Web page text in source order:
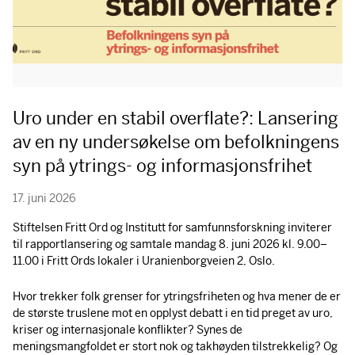
Uro under en stabil overflate?: Lansering
av en ny undersøkelse om befolkningens
syn på ytrings- og informasjonsfrihet
17. juni 2026
Stiftelsen Fritt Ord og Institutt for samfunnsforskning inviterer
til rapportlansering og samtale mandag 8. juni 2026 kl. 9.00–
11.00 i Fritt Ords lokaler i Uranienborgveien 2, Oslo.
Hvor trekker folk grenser for ytringsfriheten og hva mener de er
de største truslene mot en opplyst debatt i en tid preget av uro,
kriser og internasjonale konflikter? Synes de
meningsmangfoldet er stort nok og takhøyden tilstrekkelig? Og